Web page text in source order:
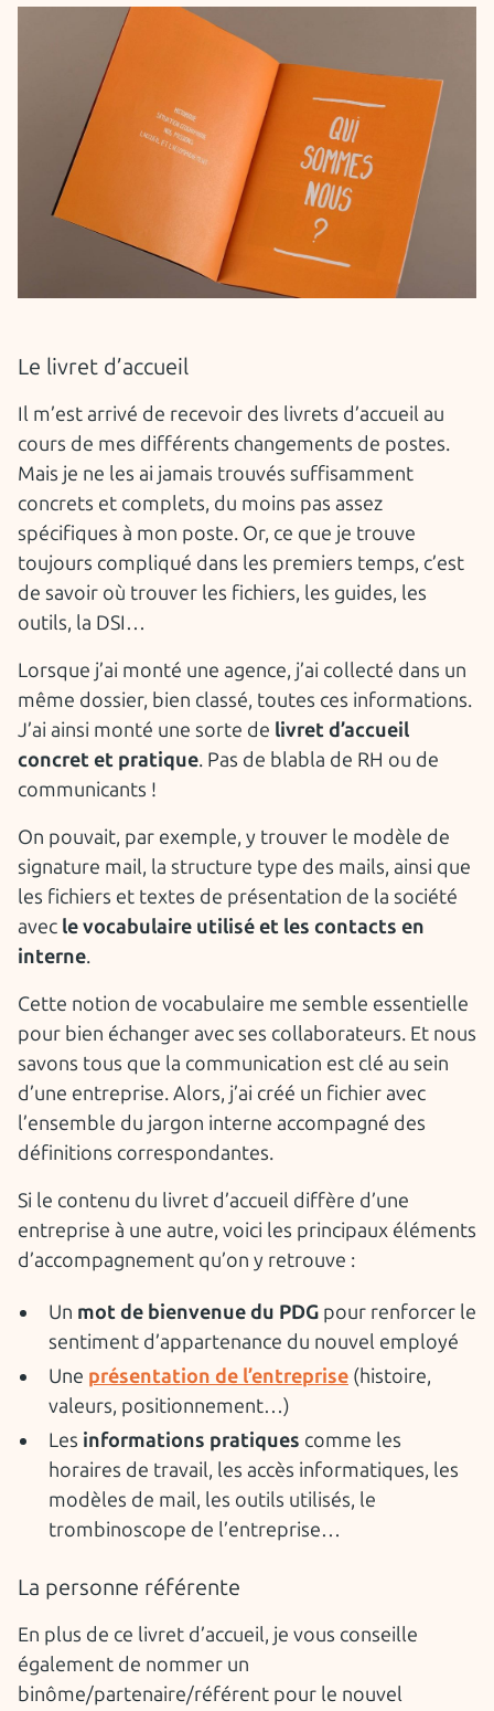
Le livret d’accueil
Il m’est arrivé de recevoir des livrets d’accueil au
cours de mes différents changements de postes.
Mais je ne les ai jamais trouvés suffisamment
concrets et complets, du moins pas assez
spécifiques à mon poste. Or, ce que je trouve
toujours compliqué dans les premiers temps, c’est
de savoir où trouver les fichiers, les guides, les
outils, la DSI…
Lorsque j’ai monté une agence, j’ai collecté dans un
même dossier, bien classé, toutes ces informations.
J’ai ainsi monté une sorte de livret d’accueil
concret et pratique. Pas de blabla de RH ou de
communicants !
On pouvait, par exemple, y trouver le modèle de
signature mail, la structure type des mails, ainsi que
les fichiers et textes de présentation de la société
avec le vocabulaire utilisé et les contacts en
interne.
Cette notion de vocabulaire me semble essentielle
pour bien échanger avec ses collaborateurs. Et nous
savons tous que la communication est clé au sein
d’une entreprise. Alors, j’ai créé un fichier avec
l’ensemble du jargon interne accompagné des
définitions correspondantes.
Si le contenu du livret d’accueil diffère d’une
entreprise à une autre, voici les principaux éléments
d’accompagnement qu’on y retrouve :
Un mot de bienvenue du PDG pour renforcer le
sentiment d’appartenance du nouvel employé
Une présentation de l’entreprise (histoire,
valeurs, positionnement…)
Les informations pratiques comme les
horaires de travail, les accès informatiques, les
modèles de mail, les outils utilisés, le
trombinoscope de l’entreprise…
La personne référente
En plus de ce livret d’accueil, je vous conseille
également de nommer un
binôme/partenaire/référent pour le nouvel